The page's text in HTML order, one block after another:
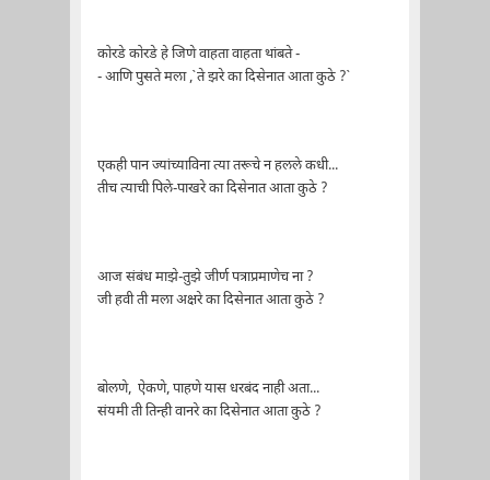
कोरडे कोरडे हे जिणे वाहता वाहता थांबते -
- आणि पुसते मला ,`ते झरे का दिसेनात आता कुठे ?`
एकही पान ज्यांच्याविना त्या तरूचे न हलले कधी...
तीच त्याची पिले-पाखरे का दिसेनात आता कुठे ?
आज संबंध माझे-तुझे जीर्ण पत्राप्रमाणेच ना ?
जी हवी ती मला अक्षरे का दिसेनात आता कुठे ?
बोलणे, ऐकणे, पाहणे यास धरबंद नाही अता...
संयमी ती तिन्ही वानरे का दिसेनात आता कुठे ?